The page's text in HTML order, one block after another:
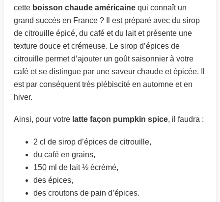
cette boisson chaude américaine qui connaît un
grand succès en France ? Il est préparé avec du sirop
de citrouille épicé, du café et du lait et présente une
texture douce et crémeuse. Le sirop d’épices de
citrouille permet d’ajouter un goût saisonnier à votre
café et se distingue par une saveur chaude et épicée. Il
est par conséquent très plébiscité en automne et en
hiver.
Ainsi, pour votre latte façon pumpkin spice, il faudra :
2 cl de sirop d’épices de citrouille,
du café en grains,
150 ml de lait ½ écrémé,
des épices,
des croutons de pain d’épices.